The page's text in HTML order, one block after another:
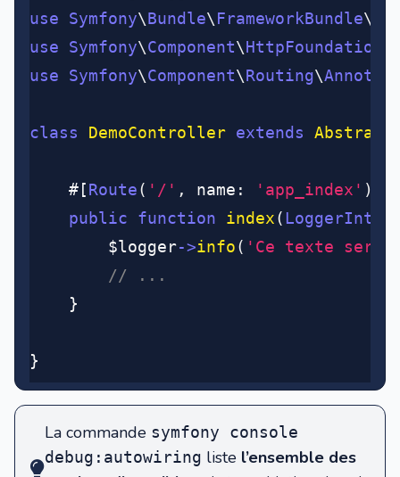
use Symfony\Bundle\ FrameworkBundle\
use Symfony\Component\HttpFoundation
use Symfony\Component\Routing\
class DemoController extends
	#[
Route( '/' , name : 'app_index' )
	public
function index(
		$logger
->info( 'Ce texte sera
		// ...
	}
}
La commande symfony console
debug:autowiring liste l’ensemble des